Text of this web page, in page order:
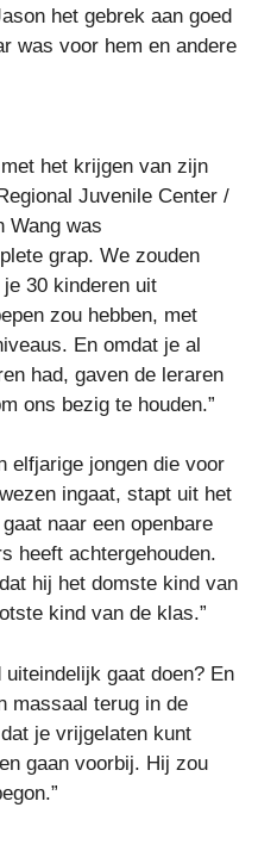
het gebrek aan goed
was voor hem en andere
het krijgen van zijn
Juvenile Center /
Wang was
grap. We zouden
30 kinderen uit
zou hebben, met
En omdat je al
had, gaven de leraren
ons bezig te houden.”
elfjarige jongen die voor
ingaat, stapt uit het
naar een openbare
heeft achtergehouden.
hij het domste kind van
kind van de klas.”
gaat doen? En
massaal terug in de
je vrijgelaten kunt
gaan voorbij. Hij zou